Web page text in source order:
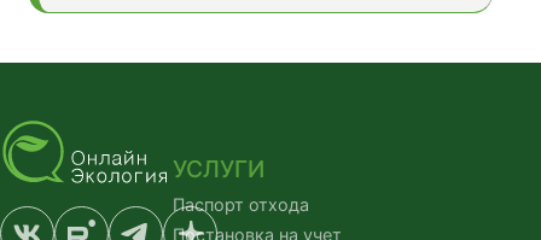
УСЛУГИ
Паспорт отхода
Постановка на учет